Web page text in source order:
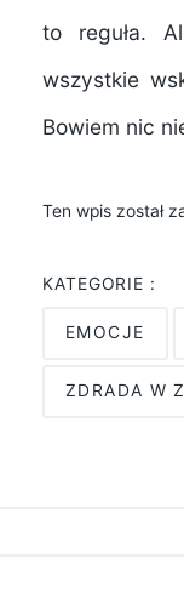
to reguła.
wszystkie
Bowiem nic
Ten wpis został
KATEGORIE :
EMOCJE
ZDRADA W